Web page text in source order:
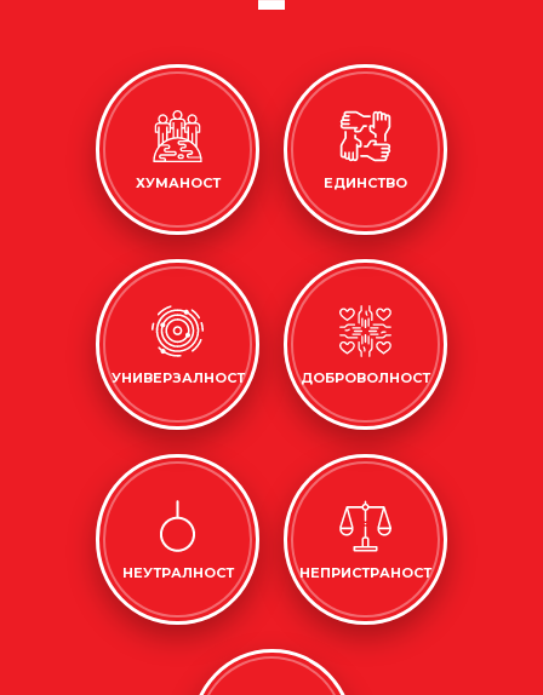
ХУМАНОСТ ЕДИНСТВО
УНИВЕРЗАЛНОСТ ДОБРОВОЛНОСТ
НЕУТРАЛНОСТ НЕПРИСТРАНОСТ